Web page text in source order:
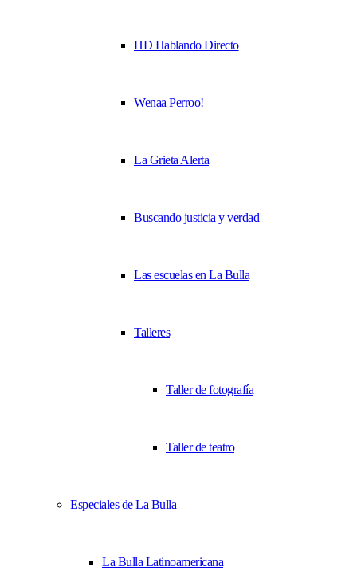
HD Hablando Directo
Wenaa Perroo!
La Grieta Alerta
Buscando justicia y verdad
Las escuelas en La Bulla
Talleres
Taller de fotografía
Taller de teatro
Especiales de La Bulla
La Bulla Latinoamericana